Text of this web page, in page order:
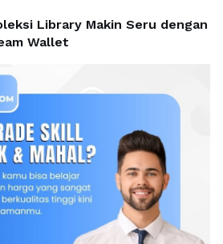
Library Makin Seru dengan
Wallet